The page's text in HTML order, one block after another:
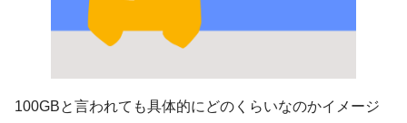
100GBと言われても具体的にどのくらいなのかイメージ